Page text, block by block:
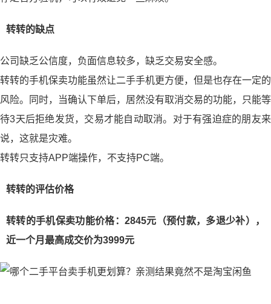
转转的缺点
公司缺乏公信度，负面信息较多，缺乏交易安全感。
转转的手机保卖功能虽然让二手手机更方便，但是也存在一定的
风险。同时，当确认下单后，居然没有取消交易的功能，只能等
待3天后拒绝发货，交易才能自动取消。对于有强迫症的朋友来
说，这就是灾难。
转转只支持APP端操作，不支持PC端。
转转的评估价格
转转的手机保卖功能价格：2845元（预付款，多退少补），
近一个月最高成交价为3999元